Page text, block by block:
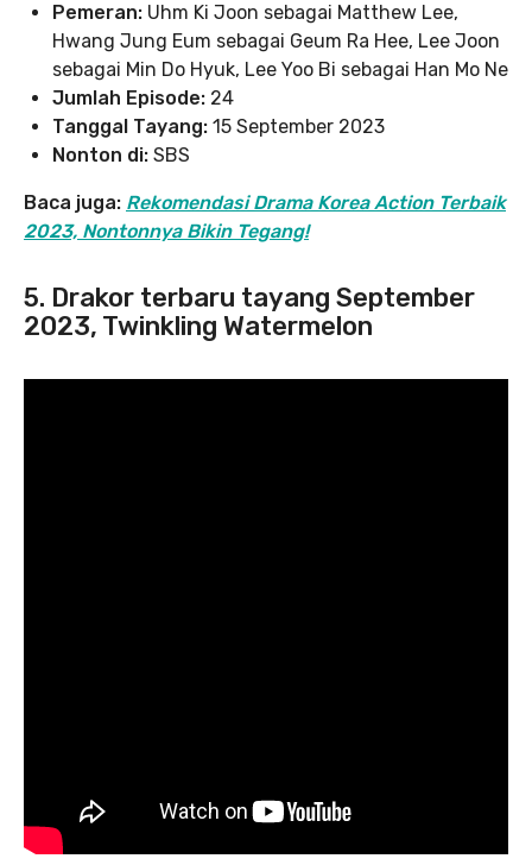
Pemeran: Uhm Ki Joon sebagai Matthew Lee,
Hwang Jung Eum sebagai Geum Ra Hee, Lee Joon
sebagai Min Do Hyuk, Lee Yoo Bi sebagai Han Mo Ne
Jumlah Episode: 24
Tanggal Tayang: 15 September 2023
Nonton di: SBS
Baca juga: Rekomendasi Drama Korea Action Terbaik
2023, Nontonnya Bikin Tegang!
5. Drakor terbaru tayang September
2023, Twinkling Watermelon